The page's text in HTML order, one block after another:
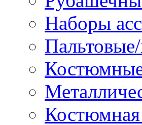
Наборы